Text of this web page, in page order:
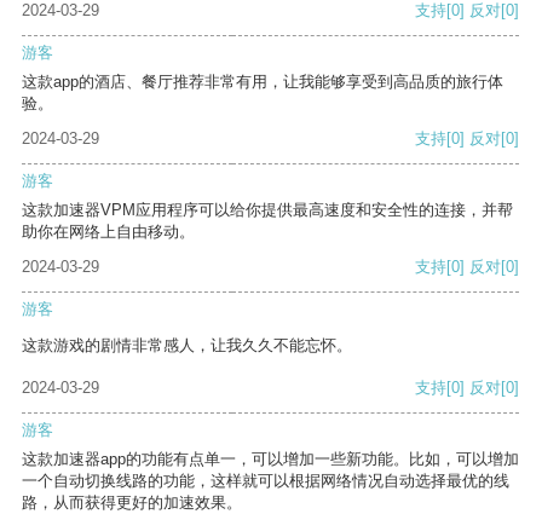
2024-03-29
支持[0] 反对[0]
游客
这款app的酒店、餐厅推荐非常有用，让我能够享受到高品质的旅行体
验。
2024-03-29
支持[0] 反对[0]
游客
这款加速器VPM应用程序可以给你提供最高速度和安全性的连接，并帮
助你在网络上自由移动。
2024-03-29
支持[0] 反对[0]
游客
这款游戏的剧情非常感人，让我久久不能忘怀。
2024-03-29 支持[0] 反对[0]
游客
这款加速器app的功能有点单一，可以增加一些新功能。比如，可以增加
一个自动切换线路的功能，这样就可以根据网络情况自动选择最优的线
路，从而获得更好的加速效果。